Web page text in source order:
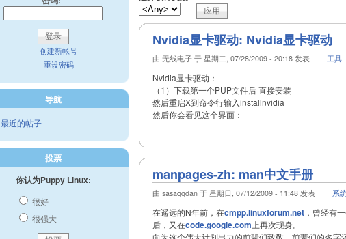
Nvidia显卡驱动: Nvidia显卡驱动
由 无线电子 于 星期二, 07/28/2009 - 20:18 发表 工具
Nvidia显卡驱动：
（1）下载第一个PUP文件后 直接安装
然后重启X到命令行输入installnvidia
然后你会看见这个界面：
manpages-zh: man中文手册
由 sasaqqdan 于 星期日, 07/12/2009 - 11:48 发表 系
在遥远的N年前，在cmpp.linuxforum.net，曾经有
后，又在code.google.com 上再次现身。
创建新帐号
重设密码
导航
最近的帖子
投票
你认为Puppy Linux:
很好
很强大